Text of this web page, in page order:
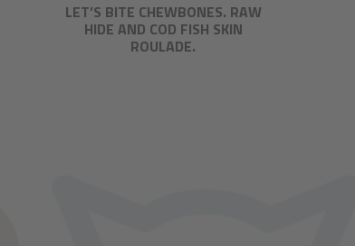
LET’S BITE CHEWBONES. RAW
HIDE AND COD FISH SKIN
ROULADE.